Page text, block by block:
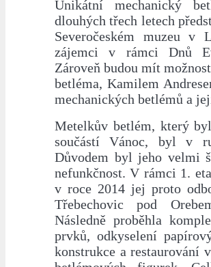
Unikátní mechanický
dlouhých třech letech
Severočeském muzeu v
zájemci v rámci Dnů
Zároveň budou mít
betléma, Kamilem
mechanických betlémů a
Metelkův betlém, který
součástí Vánoc, byl v
Důvodem byl jeho velmi
nefunkčnost. V rámci 1.
v roce 2014 jej proto
Třebechovic pod
Následně proběhla
prvků, odkyselení
konstrukce a restaurování